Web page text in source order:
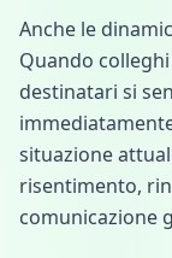
Anche le
Quando
destinatari si
situazione
risentimento,
comunicazione